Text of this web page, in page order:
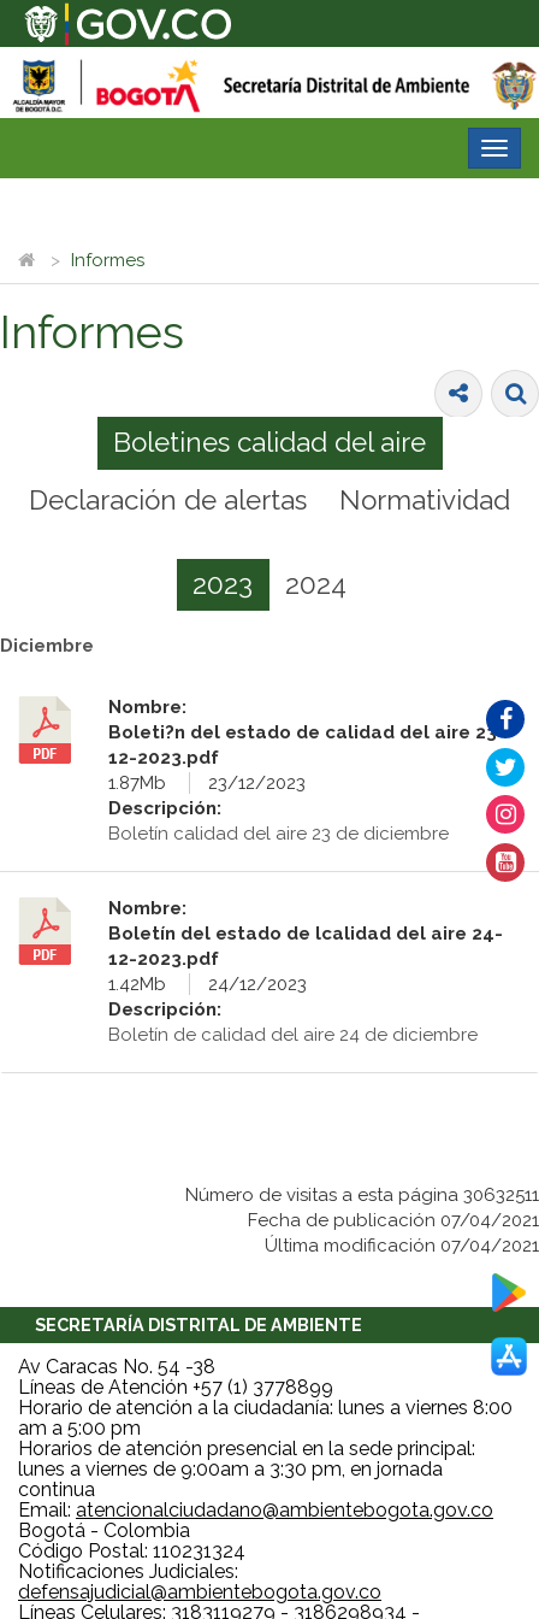
Informes
Informes
Boletines calidad del aire
Declaración de alertas
Normatividad
2023 2024
Diciembre
Nombre:
Boleti?n del estado de calidad del aire 23-
12-2023.pdf
1.87Mb
23/12/2023
Descripción:
Boletín calidad del aire 23 de diciembre
Nombre:
Boletín del estado de lcalidad del aire 24-
12-2023.pdf
1.42Mb
24/12/2023
Descripción:
Boletín de calidad del aire 24 de diciembre
Número de visitas a esta página 30632511
Fecha de publicación 07/04/2021
Última modificación 07/04/2021
SECRETARÍA DISTRITAL DE AMBIENTE
Av Caracas No. 54 -38
Líneas de Atención +57 (1) 3778899
Horario de atención a la ciudadanía: lunes a viernes 8:00
am a 5:00 pm
Horarios de atención presencial en la sede principal:
lunes a viernes de 9:00am a 3:30 pm, en jornada
continua
Email: atencionalciudadano@ambientebogota.gov.co
Bogotá - Colombia
Código Postal: 110231324
Notificaciones Judiciales:
defensajudicial@ambientebogota.gov.co
Líneas Celulares: 3183119279 - 3186298934 -